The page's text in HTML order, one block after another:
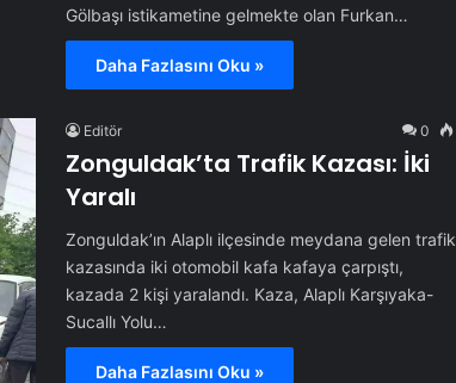
Gölbaşı istikametine gelmekte olan Furkan…
Daha Fazlasını Oku »
Editör 0
Zonguldak’ta Trafik Kazası: İki
Yaralı
Zonguldak’ın Alaplı ilçesinde meydana gelen trafik
kazasında iki otomobil kafa kafaya çarpıştı,
kazada 2 kişi yaralandı. Kaza, Alaplı Karşıyaka-
Sucallı Yolu…
Daha Fazlasını Oku »